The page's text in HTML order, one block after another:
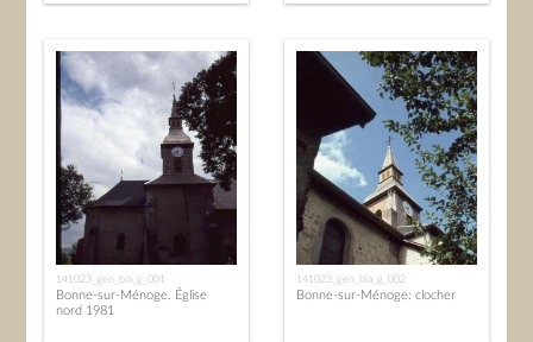
141023_gen_bia_g_001
Bonne-sur-Ménoge. Église
nord 1981
141023_gen_bia_g_002
Bonne-sur-Ménoge: clocher